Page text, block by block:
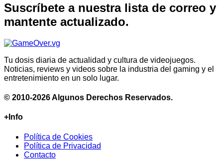
Suscríbete a nuestra lista de correo y
mantente actualizado.
Tu dosis diaria de actualidad y cultura de videojuegos.
Noticias, reviews y videos sobre la industria del gaming y el
entretenimiento en un solo lugar.
© 2010-2026 Algunos Derechos Reservados.
+Info
Política de Cookies
Política de Privacidad
Contacto